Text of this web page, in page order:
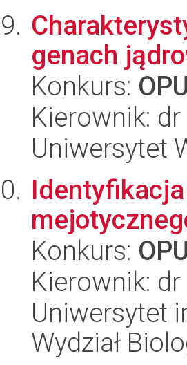
genach
Konkurs:
Kierownik:
Uniwersytet
Konkurs:
Kierownik:
Uniwersytet
Wydział